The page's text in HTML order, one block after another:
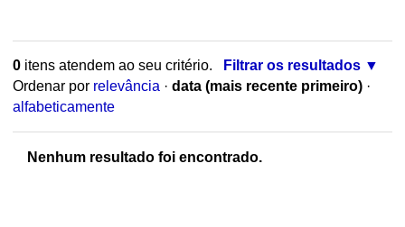
0itens atendem ao seu critério.
Filtrar os resultados
Ordenar por relevância · data (mais recente primeiro) ·
alfabeticamente
Nenhum resultado foi encontrado.